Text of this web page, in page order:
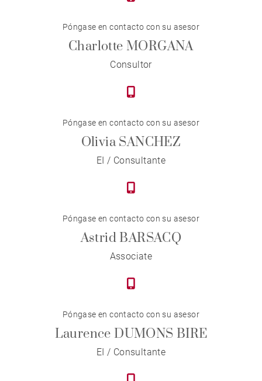
Póngase en contacto con su asesor
Charlotte MORGANA
Consultor
Póngase en contacto con su asesor
Olivia SANCHEZ
EI / Consultante
Póngase en contacto con su asesor
Astrid BARSACQ
Associate
Póngase en contacto con su asesor
Laurence DUMONS BIRE
EI / Consultante